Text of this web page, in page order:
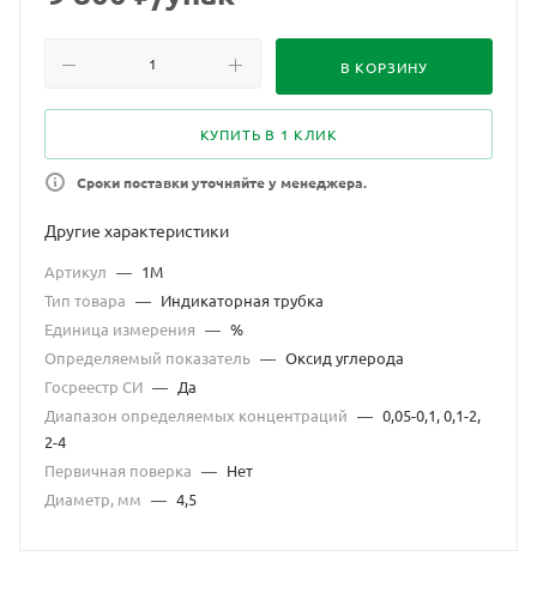
В КОРЗИНУ
КУПИТЬ В 1 КЛИК
Сроки поставки уточняйте у менеджера.
Другие характеристики
Артикул — 1М
Тип товара — Индикаторная трубка
Единица измерения — %
Определяемый показатель — Оксид углерода
Госреестр СИ — Да
Диапазон определяемых концентраций — 0,05-0,1, 0,1-2,
2-4
Первичная поверка — Нет
Диаметр, мм — 4,5